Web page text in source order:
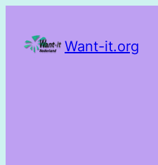
Want-it.org